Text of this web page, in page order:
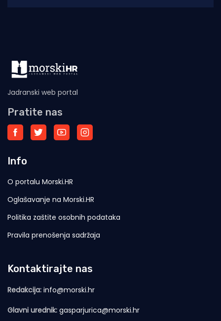
Jadranski web portal
Pratite nas
Info
O portalu Morski.HR
Oglašavanje na Morski.HR
Politika zaštite osobnih podataka
Pravila prenošenja sadržaja
Kontaktirajte nas
Redakcija: info@morski.hr
Glavni urednik: gasparjurica@morski.hr